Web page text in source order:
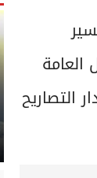
العامة
وإصدار التصاريح